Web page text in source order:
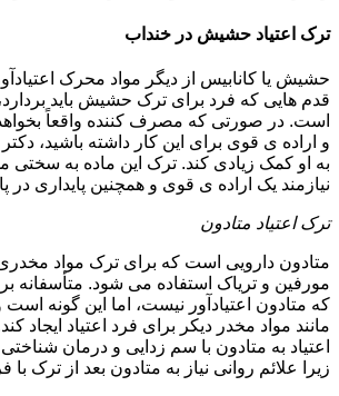
ترک اعتیاد حشیش در خنداب
حشیش یا کانابیس از دیگر مواد محرک
قدم هایی که فرد برای ترک حشیش باید
است. در صورتی که مصرف کننده واقعاً
و اراده ی قوی برای این کار داشته باشید،
به او کمک زیادی کند. ترک این ماده به سختی
نیازمند یک اراده ی قوی و همچنین پایداری
ترک اعتیاد متادون
متادون دارویی است که برای ترک مواد
مورفین و تریاک استفاده می شود. متأسفانه
که متادون اعتیادآور نیست، اما این گونه است
مانند مواد مخدر دیکر برای فرد اعتیاد ایجاد
اعتیاد به متادون با سم زدایی و درمان
زیرا علائم روانی نیاز به متادون بعد از ترک با